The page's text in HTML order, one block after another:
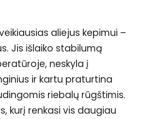
aliejus kepimui –
Jis išlaiko stabilumą
neskyla į
ir kartu praturtina
riebalų rūgštimis.
kurį renkasi vis daugiau